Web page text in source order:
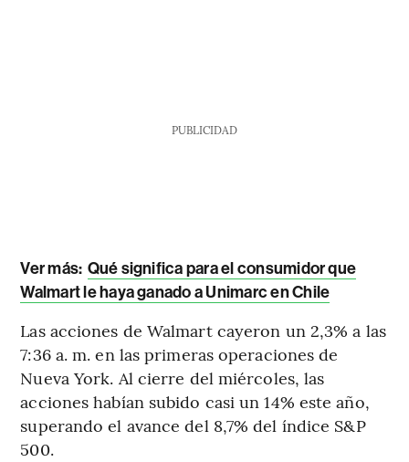
PUBLICIDAD
Ver más: Qué significa para el consumidor que
Walmart le haya ganado a Unimarc en Chile
Las acciones de Walmart cayeron un 2,3% a las
7:36 a. m. en las primeras operaciones de
Nueva York. Al cierre del miércoles, las
acciones habían subido casi un 14% este año,
superando el avance del 8,7% del índice S&P
500.